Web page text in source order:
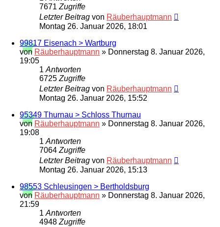
7671 Zugriffe
Letzter Beitrag von Räuberhauptmann
Montag 26. Januar 2026, 18:01
99817 Eisenach > Wartburg
von Räuberhauptmann » Donnerstag 8. Januar 2026,
19:05
1 Antworten
6725 Zugriffe
Letzter Beitrag von Räuberhauptmann
Montag 26. Januar 2026, 15:52
95349 Thurnau > Schloss Thurnau
von Räuberhauptmann » Donnerstag 8. Januar 2026,
19:08
1 Antworten
7064 Zugriffe
Letzter Beitrag von Räuberhauptmann
Montag 26. Januar 2026, 15:13
98553 Schleusingen > Bertholdsburg
von Räuberhauptmann » Donnerstag 8. Januar 2026,
21:59
1 Antworten
4948 Zugriffe